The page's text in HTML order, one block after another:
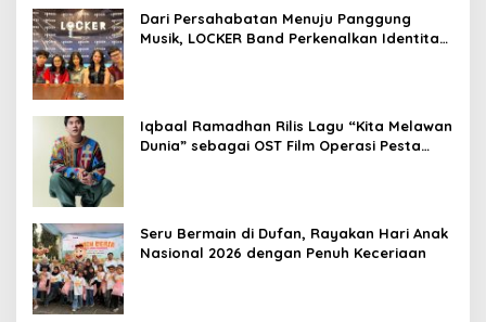
Dari Persahabatan Menuju Panggung
Musik, LOCKER Band Perkenalkan Identitas
Iqbaal Ramadhan Rilis Lagu “Kita Melawan
Dunia” sebagai OST Film Operasi Pesta
Seru Bermain di Dufan, Rayakan Hari Anak
Nasional 2026 dengan Penuh Keceriaan